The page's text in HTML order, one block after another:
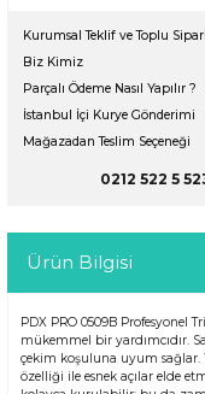
Kurumsal Teklif ve Toplu
Biz Kimiz
Parçalı Ödeme Nasıl Yapılır ?
İstanbul İçi Kurye Gönderimi
Mağazadan Teslim Seçeneği
0212 522 5
Ürün Bilgisi
PDX PRO 0509B Profesyonel
mükemmel bir yardımcıdır.
çekim koşuluna uyum sağlar.
özelliği ile esnek açılar elde